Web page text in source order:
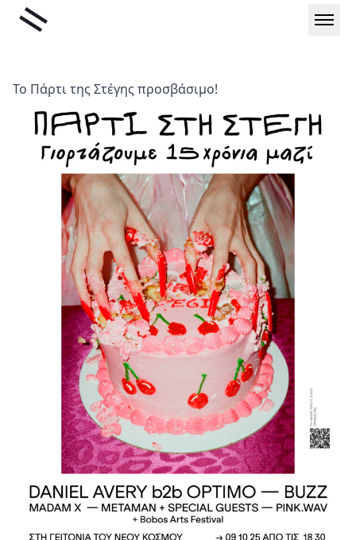
Μετάβαση
Liminal
Το Πάρτι της Στέγης προσβάσιμο!